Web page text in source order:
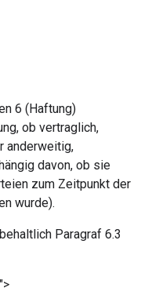
6 (Haftung)
ob vertraglich,
anderweitig,
davon, ob sie
zum Zeitpunkt der
wurde).
Paragraf 6.3